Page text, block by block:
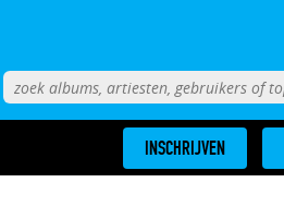
INSCHRIJVEN